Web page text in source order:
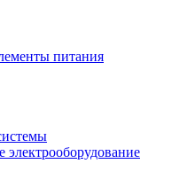
питания